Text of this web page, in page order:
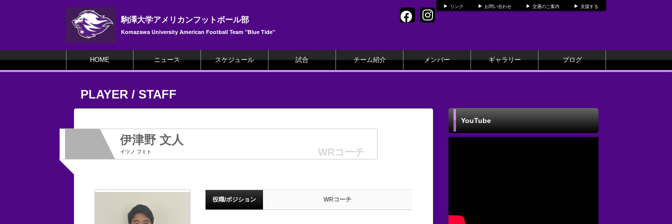
リンク お問い合わせ 交通のご案内 支援する
駒澤大学アメリカンフットボール部
Komazawa University American Football Team "Blue Tide"
HOME ニュース スケジュール 試合 チーム紹介 メンバー ギャラリー ブログ
PLAYER / STAFF
伊津野 文人
イツノ フミト WRコーチ
役職/ポジション WRコーチ
YouTube